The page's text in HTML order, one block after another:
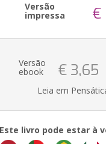
Versão
impressa €
Versão
ebook € 3,65
Leia em
Este livro pode estar à